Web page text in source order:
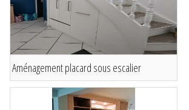
Aménagement placard sous escalier